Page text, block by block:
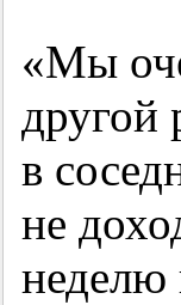
«Мы
другой
в
не
неделю